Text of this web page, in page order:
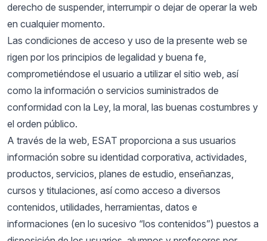
derecho de suspender, interrumpir o dejar de operar la web
en cualquier momento.
Las condiciones de acceso y uso de la presente web se
rigen por los principios de legalidad y buena fe,
comprometiéndose el usuario a utilizar el sitio web, así
como la información o servicios suministrados de
conformidad con la Ley, la moral, las buenas costumbres y
el orden público.
A través de la web, ESAT proporciona a sus usuarios
información sobre su identidad corporativa, actividades,
productos, servicios, planes de estudio, enseñanzas,
cursos y titulaciones, así como acceso a diversos
contenidos, utilidades, herramientas, datos e
informaciones (en lo sucesivo “los contenidos”) puestos a